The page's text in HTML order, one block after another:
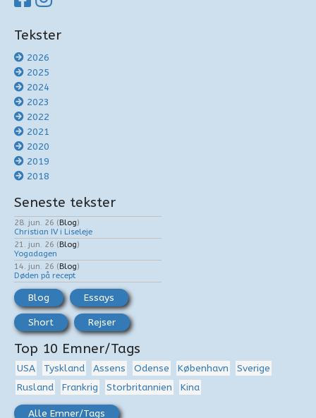
Tekster
2026
2025
2024
2023
2022
2021
2020
2019
2018
Seneste tekster
28. jun. 26 (Blog)
Christian IV i Liseleje
21. jun. 26 (Blog)
Yogadagen
14. jun. 26 (Blog)
Døden på recept
Blog Essays
Short Rejser
Top 10 Emner/Tags
USA Tyskland Assens Odense København
Sverige
Rusland
Frankrig Storbritannien Kina
Alle Emner/Tags